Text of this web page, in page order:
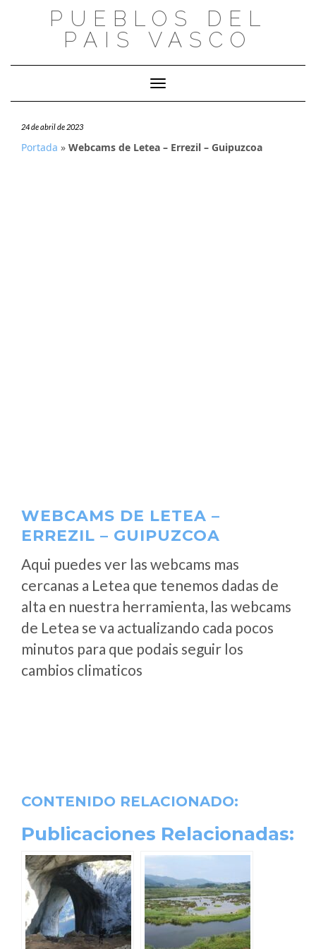
PUEBLOS DEL
PAIS VASCO
Cambiar modo de navegación
24 de abril de 2023
Portada » Webcams de Letea – Errezil – Guipuzcoa
WEBCAMS DE LETEA –
ERREZIL – GUIPUZCOA
Aqui puedes ver las webcams mas
cercanas a Letea que tenemos dadas de
alta en nuestra herramienta, las webcams
de Letea se va actualizando cada pocos
minutos para que podais seguir los
cambios climaticos
CONTENIDO RELACIONADO:
Publicaciones Relacionadas: